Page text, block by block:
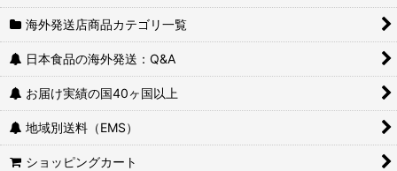
レトルト・丼もの
カップラーメン・インスタントラーメン
かんたん料理の素
調味料
海外発送店商品カテゴリ一覧
日本食品の海外発送：Q&A
お届け実績の国40ヶ国以上
地域別送料（EMS）
ショッピングカート